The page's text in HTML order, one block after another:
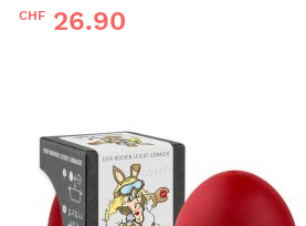
CHF 26.90